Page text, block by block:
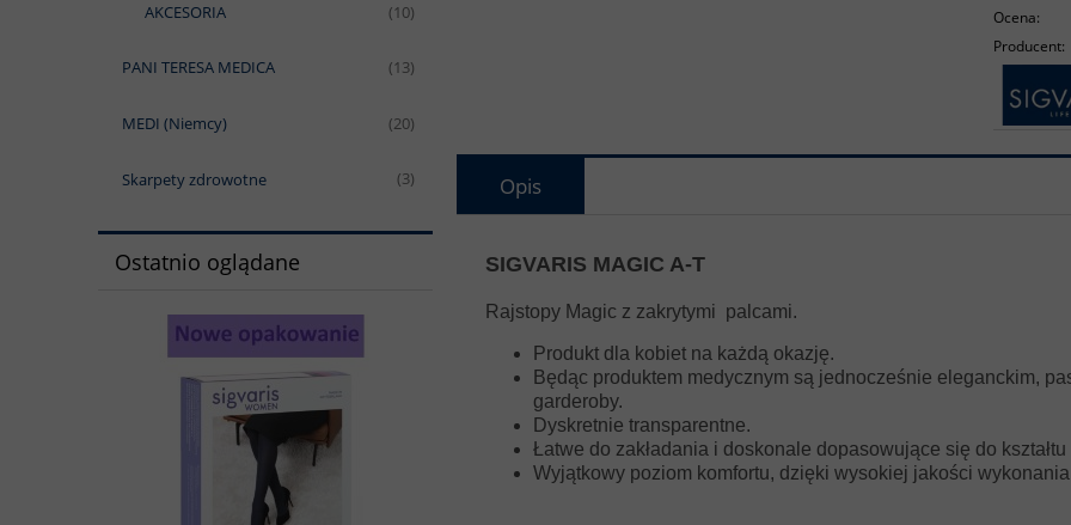
AKCESORIA (10)
PANI TERESA MEDICA (13)
MEDI (Niemcy) (20)
Skarpety zdrowotne (3)
Ostatnio oglądane
Ocena:
Producent:
Opis
SIGVARIS MAGIC A-T
Rajstopy Magic z zakrytymi palcami.
Produkt dla kobiet na każdą okazję.
Będąc produktem medycznym są jednocześnie eleganckim,
garderoby.
Dyskretnie transparentne.
Łatwe do zakładania i doskonale dopasowujące się do kształtu
Wyjątkowy poziom komfortu, dzięki wysokiej jakości